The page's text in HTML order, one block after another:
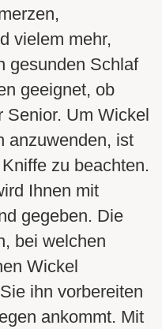
vielem mehr,
gesunden Schlaf
geeignet, ob
Um Wickel
anzuwenden, ist
zu beachten.
Ihnen mit
gegeben. Die
bei welchen
Wickel
ihn vorbereiten
ankommt. Mit